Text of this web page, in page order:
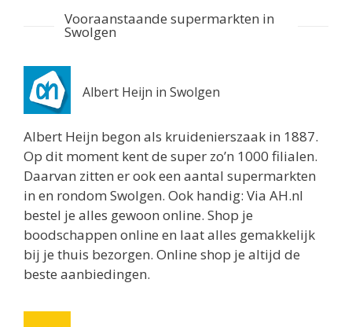
Stationshal 8
0.8 km
Routebeschrijving
Twijnstraat 8
Utrecht 3511ZK
0.8 km
Routebeschrijving
Jumbo Utrecht
Biltstraat 74
Utrecht 3572BG
Routebeschrijving
Vooraanstaande supermarkten in
Swolgen
Albert Heijn in Swolgen
Albert Heijn begon als kruidenierszaak in 1887.
Op dit moment kent de super zo’n 1000 filialen.
Daarvan zitten er ook een aantal supermarkten
in en rondom Swolgen. Ook handig: Via AH.nl
bestel je alles gewoon online. Shop je
boodschappen online en laat alles gemakkelijk
bij je thuis bezorgen. Online shop je altijd de
beste aanbiedingen.